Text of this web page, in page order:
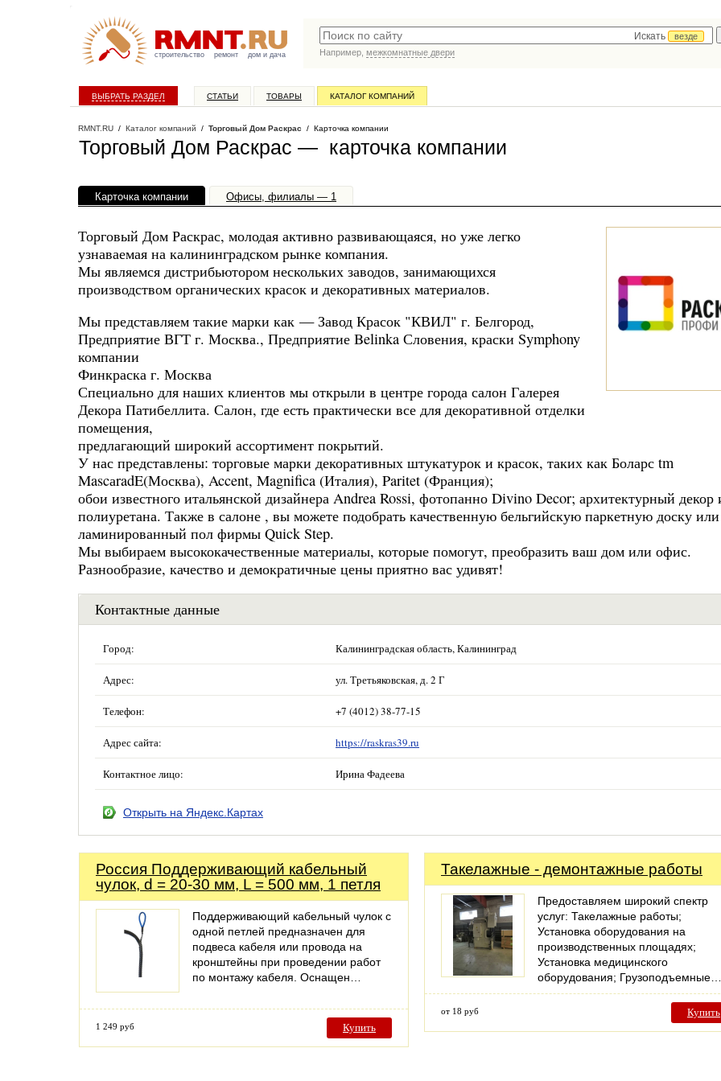
строительство ремонт дом и дача
Искать
везде
Например, межкомнатные двери
ВЫБРАТЬ РАЗДЕЛ СТАТЬИ ТОВАРЫ КАТАЛОГ КОМПАНИЙ
RMNT.RU / Каталог компаний / Торговый Дом Раскрас / Карточка компании
Торговый Дом Раскрас — карточка компании
Карточка компании Офисы, филиалы — 1
Торговый Дом Раскрас, молодая активно развивающаяся, но уже легко
узнаваемая на калининградском рынке компания.
Мы являемся дистрибьютором нескольких заводов, занимающихся
производством органических красок и декоративных материалов.
Мы представляем такие марки как — Завод Красок "КВИЛ" г. Белгород,
Предприятие ВГТ г. Москва., Предприятие Belinka Словения, краски Symphony
компании
Финкраска г. Москва
Специально для наших клиентов мы открыли в центре города салон Галерея
Декора Патибеллита. Салон, где есть практически все для декоративной отделки
помещения,
предлагающий широкий ассортимент покрытий.
У нас представлены: торговые марки декоративных штукатурок и красок, таких как Боларс tm
MascаradE(Москва), Accent, Magnifica (Италия), Paritet (Франция);
обои известного итальянской дизайнера Andrea Rossi, фотопанно Divino Decor; архитектурный декор
полиуретана. Также в салоне , вы можете подобрать качественную бельгийскую паркетную доску или
ламинированный пол фирмы Quick Step.
Мы выбираем высококачественные материалы, которые помогут, преобразить ваш дом или офис.
Разнообразие, качество и демократичные цены приятно вас удивят!
Контактные данные
Город: Калининградская область, Калининград
Адрес: ул. Третьяковская, д. 2 Г
Телефон: +7 (4012) 38-77-15
Адрес сайта: https://raskras39.ru
Контактное лицо: Ирина Фадеева
Открыть на Яндекс.Картах
Россия Поддерживающий кабельный
чулок, d = 20-30 мм, L = 500 мм, 1 петля
Поддерживающий кабельный чулок с
одной петлей предназначен для
подвеса кабеля или провода на
кронштейны при проведении работ
по монтажу кабеля. Оснащен…
1 249 руб Купить
Такелажные - демонтажные работы
Предоставляем широкий спектр
услуг: Такелажные работы;
Установка оборудования на
производственных площадях;
Установка медицинского
оборудования; Грузоподъемные…
от 18 руб Купить